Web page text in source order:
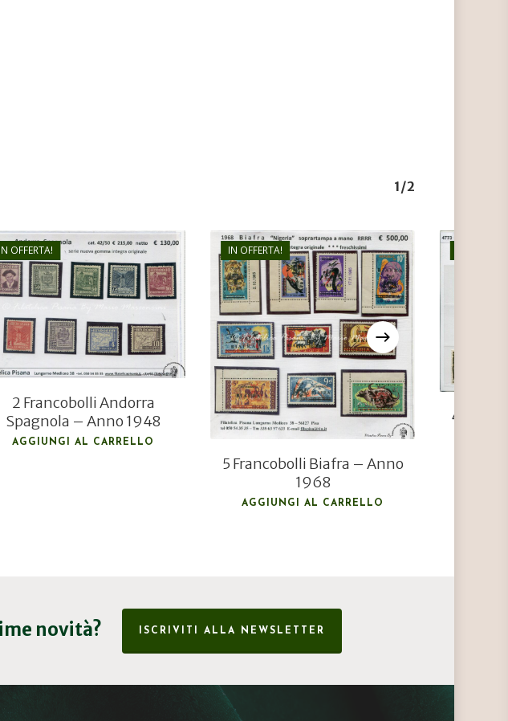
1/2
IN OFFERTA!
€ 130,00
€ 90,00
2 Francobolli Andorra
Spagnola – Anno 1948
AGGIUNGI AL CARRELLO
IN OFFERTA!
€500,00
€200,00
5 Francobolli Biafra – Anno
1968
AGGIUNGI AL CARRELLO
4773
novità? ISCRIVITI ALLA NEWSLETTER